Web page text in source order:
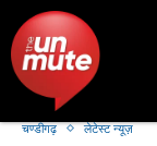
चण्डीगढ़ लेटेस्ट न्यूज़